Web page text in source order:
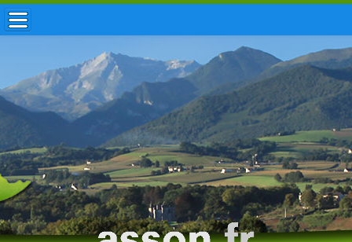
ACCUEIL / INFOS
MUNICIPALITÉ
VIE LOCALE
ENFANCE
TOURISME
HISTOIRE